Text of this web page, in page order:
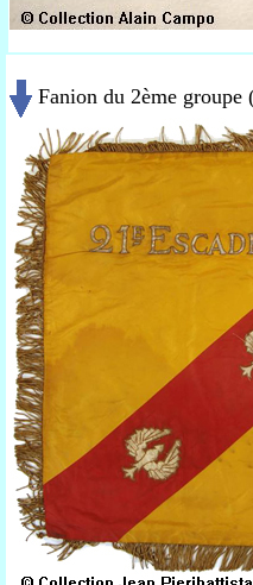
Fanion du 2ème groupe